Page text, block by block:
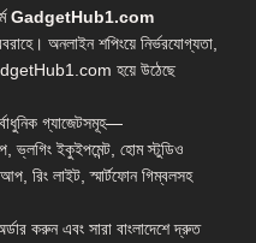
GadgetHub1.com
অনলাইন শপিংয়ে নির্ভরযোগ্যতা,
হয়ে উঠেছে
গ্যাজেটসমূহ—
ভ্লগিং ইকুইপমেন্ট, হোম স্টুডিও
রিং লাইট, স্মার্টফোন গিম্বলসহ
করুন এবং সারা বাংলাদেশে দ্রুত